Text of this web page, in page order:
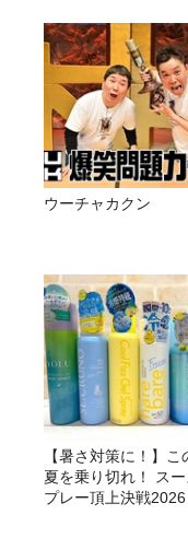
ウーチャカクン
【暑さ対策に！】こ
夏を乗り切れ！ スー
プレー頂上決戦2026